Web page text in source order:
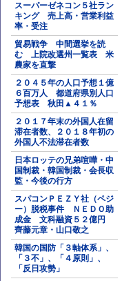
スーパーゼネコン５社ラン
キング 売上高・営業利益
率・受注
貿易戦争 中間選挙を読
む 上院改選州一覧表 米
農家を直撃
２０４５年の人口予想１億
６百万人 都道府県別人口
予想表 秋田▲４１％
２０１７年末の外国人在留
滞在者数、２０１８年初の
外国人不法滞在者数
日本ロッテの兄弟喧嘩・中
国制裁・韓国制裁・会長収
監・今後の行方
スパコンＰＥＺＹ社（ペジ
ー）脱税事件 ＮＥＤＯ助
成金 文科融資５２億円
齊藤元章・山口敬之
韓国の国防「３軸体系」、
「３不」、「４原則」、
「反日攻勢」